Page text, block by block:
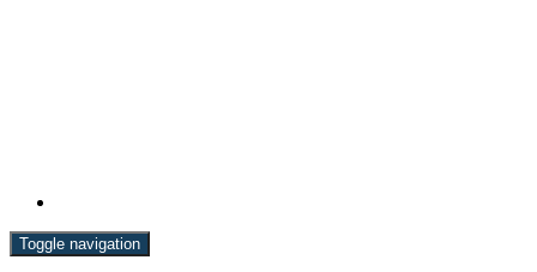
Toggle navigation